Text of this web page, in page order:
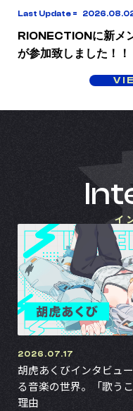
RIONECTIONに新メ
が参加致しました！！
イ
2026.07.17
胡虎あくびインタビュ
る音楽の世界。「歌う
理由